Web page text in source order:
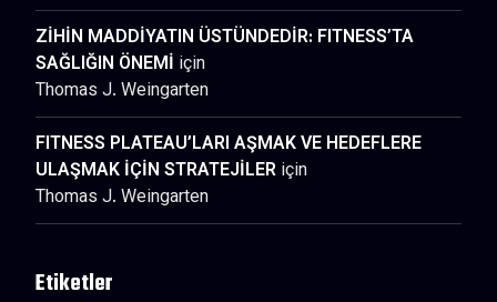
ZİHİN MADDİYATIN ÜSTÜNDEDİR: FITNESS’TA
SAĞLIĞIN ÖNEMİ için
Thomas J. Weingarten
FITNESS PLATEAU’LARI AŞMAK VE HEDEFLERE
ULAŞMAK İÇİN STRATEJİLER için
Thomas J. Weingarten
Etiketler